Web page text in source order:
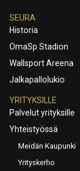
SEURA
Historia
OmaSp Stadion
Wallsport Areena
Jalkapallolukio
YRITYKSILLE
Palvelut yrityksille
Yhteistyössä
Meidän Kaupunki
Yrityskerho